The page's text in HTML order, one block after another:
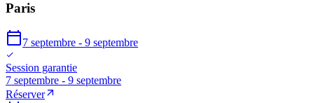
Paris
7 septembre - 9 septembre
Session garantie
7 septembre - 9 septembre
Réserver